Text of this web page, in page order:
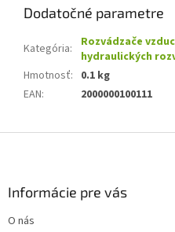
Dodatočné parametre
Kategória:
Rozvádzače
hydraulických
Hmotnosť: 0.1 kg
EAN: 2000000100111
Informácie pre vás
O nás